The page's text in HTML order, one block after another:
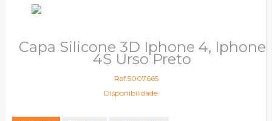
Capa Silicone 3D Iphone 4, Iphone
4S Urso Preto
Ref:5007665
Disponibilidade: